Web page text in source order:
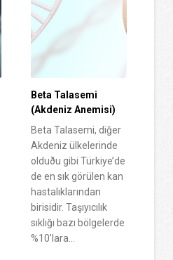
Beta Talasemi
(Akdeniz Anemisi)
Beta Talasemi, diğer
Akdeniz ülkelerinde
olduðu gibi Türkiye’de
de en sık görülen kan
hastalıklarından
birisidir. Taşıyıcılık
sıklığı bazı bölgelerde
%10’lara…